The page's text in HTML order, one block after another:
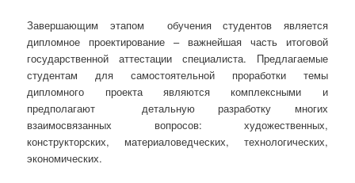
Завершающим этапом обучения студентов является
дипломное проектирование – важнейшая часть итоговой
государственной аттестации специалиста. Предлагаемые
студентам для самостоятельной проработки темы
дипломного проекта являются комплексными и
предполагают детальную разработку многих
взаимосвязанных вопросов: художественных,
конструкторских, материаловедческих, технологических,
экономических.